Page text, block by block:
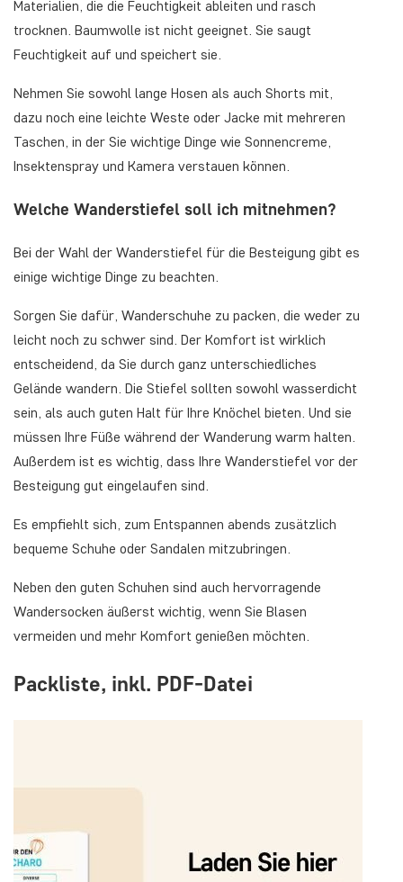
Materialien, die die Feuchtigkeit ableiten und rasch
trocknen. Baumwolle ist nicht geeignet. Sie saugt
Feuchtigkeit auf und speichert sie.
Nehmen Sie sowohl lange Hosen als auch Shorts mit,
dazu noch eine leichte Weste oder Jacke mit mehreren
Taschen, in der Sie wichtige Dinge wie Sonnencreme,
Insektenspray und Kamera verstauen können.
Welche Wanderstiefel soll ich mitnehmen?
Bei der Wahl der Wanderstiefel für die Besteigung gibt es
einige wichtige Dinge zu beachten.
Sorgen Sie dafür, Wanderschuhe zu packen, die weder zu
leicht noch zu schwer sind. Der Komfort ist wirklich
entscheidend, da Sie durch ganz unterschiedliches
Gelände wandern. Die Stiefel sollten sowohl wasserdicht
sein, als auch guten Halt für Ihre Knöchel bieten. Und sie
müssen Ihre Füße während der Wanderung warm halten.
Außerdem ist es wichtig, dass Ihre Wanderstiefel vor der
Besteigung gut eingelaufen sind.
Es empfiehlt sich, zum Entspannen abends zusätzlich
bequeme Schuhe oder Sandalen mitzubringen.
Neben den guten Schuhen sind auch hervorragende
Wandersocken äußerst wichtig, wenn Sie Blasen
vermeiden und mehr Komfort genießen möchten.
Packliste, inkl. PDF-Datei